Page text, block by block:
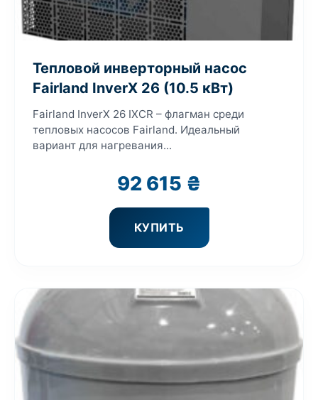
Тепловой инверторный насос
Fairland InverX 26 (10.5 кВт)
Fairland InverX 26 IXCR – флагман среди
тепловых насосов Fairland. Идеальный
вариант для нагревания...
92 615 ₴
КУПИТЬ